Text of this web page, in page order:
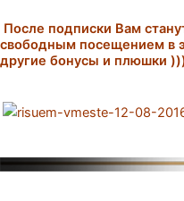
После подписки Вам
свободным посещением в
другие бонусы и плюшки